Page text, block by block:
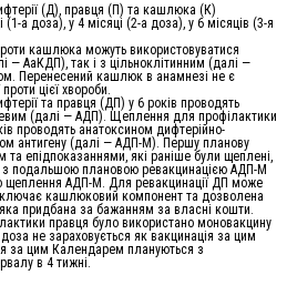
(Д), правця (П) та кашлюка (К)
а доза), у 4 місяці (2-а доза), у 6 місяців (3-я
кашлюка можуть використовуватися
— АаКДП), так і з цільноклітинним (далі —
Перенесений кашлюк в анамнезі не є
цієї хвороби.
та правця (ДП) у 6 років проводять
(далі — АДП). Щеплення для профілактики
проводять анатоксином дифтерійно-
антигену (далі — АДП-М). Першу планову
та епідпоказаннями, які раніше були щеплені,
з подальшою плановою ревакцинацією АДП-М
щеплення АДП-М. Для ревакцинації ДП може
кашлюковий компонент та дозволена
придбана за бажанням за власні кошти.
правця було використано моновакцину
не зараховується як вакцинація за цим
за цим Календарем плануються з
в 4 тижні.